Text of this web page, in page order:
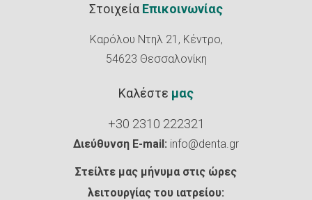
Στοιχεία Επικοινωνίας
Καρόλου Ντηλ 21, Κέντρο,
54623 Θεσσαλονίκη
Καλέστε μας
+30 2310 222321
Διεύθυνση E-mail: info@denta.gr
Στείλτε μας μήνυμα στις ώρες
λειτουργίας του ιατρείου: